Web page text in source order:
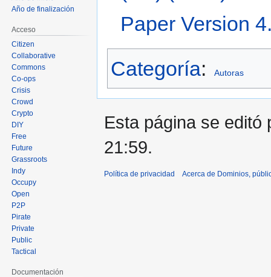
Paper Version
Categoría: Autoras
Año de finalización
Acceso
Citizen
Collaborative
Commons
Co-ops
Crisis
Crowd
Crypto
DIY
Free
Future
Grassroots
Indy
Occupy
Open
P2P
Pirate
Private
Public
Tactical
Documentación
Esta página se editó
21:59.
Política de privacidad Acerca de Dominios,